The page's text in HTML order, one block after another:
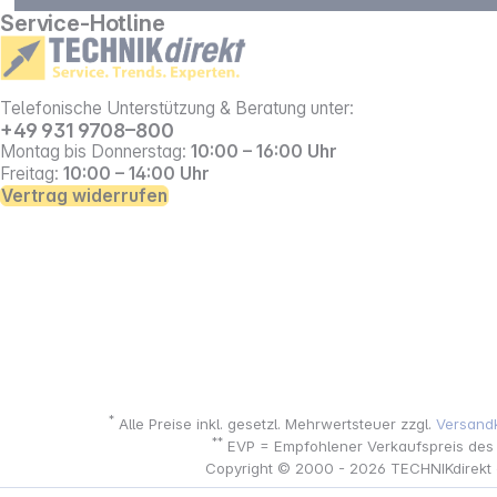
Service-Hotline
Telefonische Unterstützung & Beratung unter:
+49 931 9708–800
Montag bis Donnerstag: 10:00 – 16:00 Uhr
Freitag: 10:00 – 14:00 Uhr
Vertrag widerrufen
* Alle Preise inkl. gesetzl. Mehrwertsteuer zzgl.
**EVP = Empfohlener Verkaufspreis
Copyright © 2000 - 2026 TECHNIKdirekt